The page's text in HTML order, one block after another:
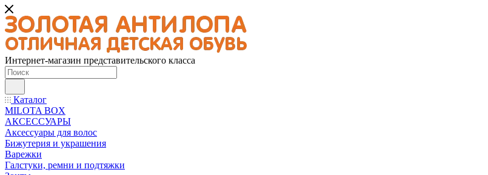
Интернет-магазин представительского класса
Каталог
MILOTA BOX
АКСЕССУАРЫ
Аксессуары для волос
Бижутерия и украшения
Варежки
Галстуки, ремни и подтяжки